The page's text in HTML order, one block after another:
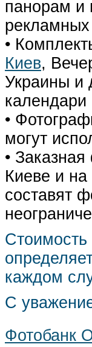
панорам и
•
Киев,
Украины и
календари
•
могут
•
Киеве и
составят
Стоимость
каждом
С
Фотобанк